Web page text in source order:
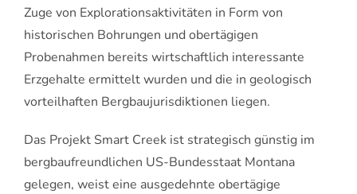
Zuge von Explorationsaktivitäten in Form von
historischen Bohrungen und obertägigen
Probenahmen bereits wirtschaftlich interessante
Erzgehalte ermittelt wurden und die in geologisch
vorteilhaften Bergbaujurisdiktionen liegen.
Das Projekt Smart Creek ist strategisch günstig im
bergbaufreundlichen US-Bundesstaat Montana
gelegen, weist eine ausgedehnte obertägige